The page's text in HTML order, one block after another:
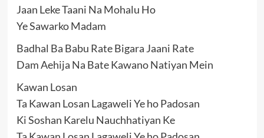
Jaan Leke Taani Na Mohalu Ho
Ye Sawarko Madam
Badhal Ba Babu Rate Bigara Jaani Rate
Dam Aehija Na Bate Kawano Natiyan Mein
Kawan Losan
Ta Kawan Losan Lagaweli Ye ho Padosan
Ki Soshan Karelu Nauchhatiyan Ke